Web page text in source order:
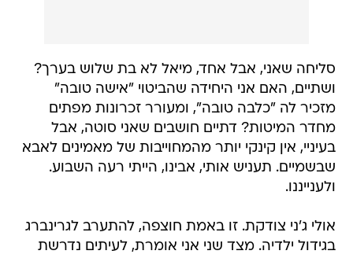
סליחה שאני, אבל אחד, מיאל לא בת שלוש בערך?
ושתיים, האם אני היחידה שהביטוי "אישה טובה"
מזכיר לה "כלבה טובה", ומעורר זכרונות מפתים
מחדר המיטות? דתיים חושבים שאני סוטה, אבל
בעיניי, אין קינקי יותר מהמחוייבות של מאמינים לאבא
שבשמיים. תעניש אותי, אבינו, הייתי רעה השבוע.
ולענייננו.
אולי ג'ני צודקת. זו באמת חוצפה, להתערב לגרינברג
בגידול ילדיה. מצד שני אני אומרת, לעיתים נדרשת